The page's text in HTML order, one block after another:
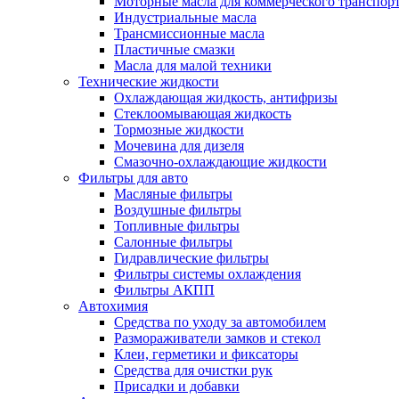
Индустриальные масла
Трансмиссионные масла
Пластичные смазки
Масла для малой техники
Технические жидкости
Охлаждающая жидкость, антифризы
Стеклоомывающая жидкость
Тормозные жидкости
Мочевина для дизеля
Смазочно-охлаждающие жидкости
Фильтры для авто
Масляные фильтры
Воздушные фильтры
Топливные фильтры
Салонные фильтры
Гидравлические фильтры
Фильтры системы охлаждения
Фильтры АКПП
Автохимия
Средства по уходу за автомобилем
Размораживатели замков и стекол
Клеи, герметики и фиксаторы
Средства для очистки рук
Присадки и добавки